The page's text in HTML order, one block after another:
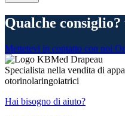
Qualche
Mettetevi in contatto con noi
Specialista nella vendita di
otorinolaringoiatrici
Hai bisogno di aiuto?